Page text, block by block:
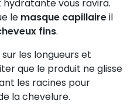
hydratante vous ravira.
le masque capillaireil
fins.
les longueurs et
que le produit ne glisse
les racines pour
la chevelure.